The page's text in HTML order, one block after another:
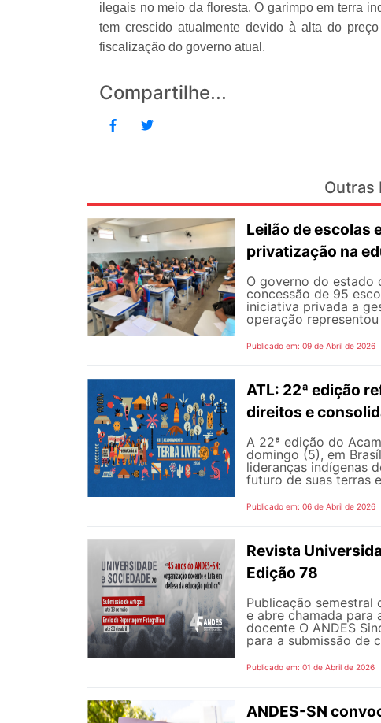
ilegais no meio da floresta. O garimpo em terra
tem crescido atualmente devido à alta do
fiscalização do governo atual.
Compartilhe...
Outras
Leilão de escolas
privatização na
O governo do estado
concessão de 95
iniciativa privada a
operação
Publicado em: 09 de Abril de 2026
ATL: 22ª edição
direitos e
A 22ª edição do
domingo (5), em
lideranças indígenas
futuro de suas terras
Publicado em: 06 de Abril de 2026
Revista
Edição 78
Publicação semestral
e abre chamada
docente O ANDES
para a submissão de
Publicado em: 01 de Abril de 2026
ANDES-SN